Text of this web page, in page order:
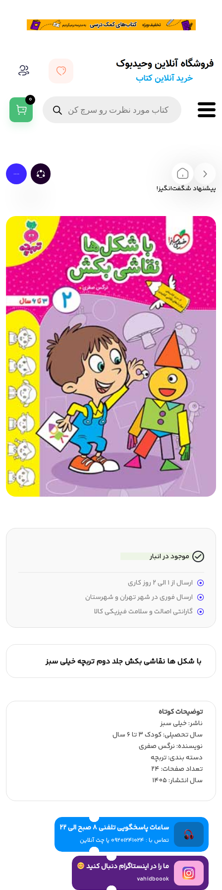
0
....
پیشنهاد شگفت‌انگیز!
با شکل ها نقاشی بکش جلد دوم تربچه خیلی سبز
توضیحات کوتاه
ناشر:‌ خیلی سبز
سال تحصیلی:‌ کودک 3 تا 6 سال
نویسنده:‌ نرگس صفری
دسته بندی: تربچه
تعداد صفحات:‌ 24
سال انتشار:‌ 1405
ساعات پاسخگویی تلفنی 8 صبح الی 22
تماس با : 09201241024 یا چت آنلاین
ما را در اینستاگرام دنبال کنید
vahidboook
موجود در انبار
ارسال از 1 الی 2 روز کاری
ارسال فوری در شهر تهران و شهرستان
گارانتی اصالت و سلامت فیزیکی کالا